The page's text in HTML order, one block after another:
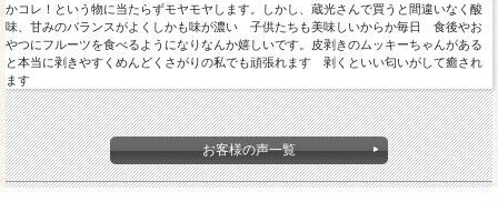
かコレ！という物に当たらずモヤモヤします。しかし、蔵光さんで買うと間違いなく酸
味、甘みのバランスがよくしかも味が濃い 子供たちも美味しいからか毎日 食後やお
やつにフルーツを食べるようになりなんか嬉しいです。皮剥きのムッキーちゃんがある
と本当に剥きやすくめんどくさがりの私でも頑張れます 剥くといい匂いがして癒され
ます
お客様の声一覧